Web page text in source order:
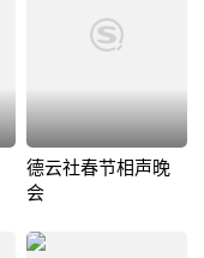
德云社春节相声晚
会